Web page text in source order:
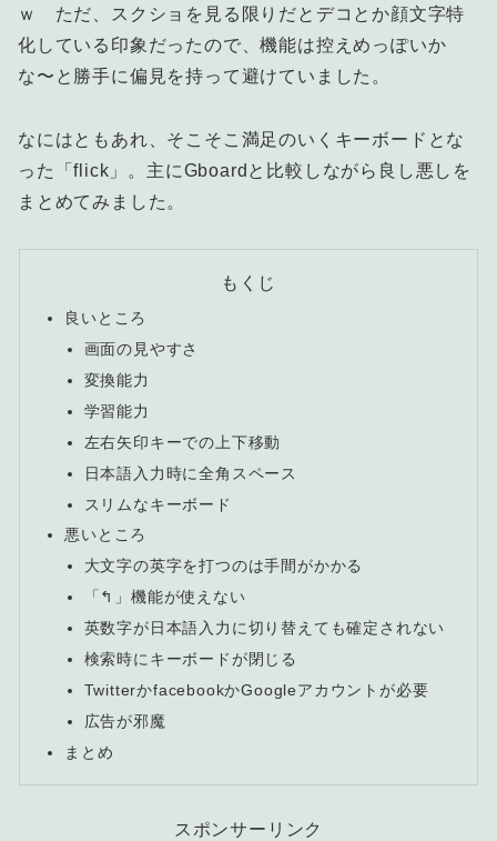
ｗ ただ、スクショを見る限りだとデコとか顔文字特
化している印象だったので、機能は控えめっぽいか
な〜と勝手に偏見を持って避けていました。
なにはともあれ、そこそこ満足のいくキーボードとな
った「flick」。主にGboardと比較しながら良し悪しを
まとめてみました。
もくじ
良いところ
画面の見やすさ
変換能力
学習能力
左右矢印キーでの上下移動
日本語入力時に全角スペース
スリムなキーボード
悪いところ
大文字の英字を打つのは手間がかかる
「↰」機能が使えない
英数字が日本語入力に切り替えても確定されない
検索時にキーボードが閉じる
TwitterかfacebookかGoogleアカウントが必要
広告が邪魔
まとめ
スポンサーリンク